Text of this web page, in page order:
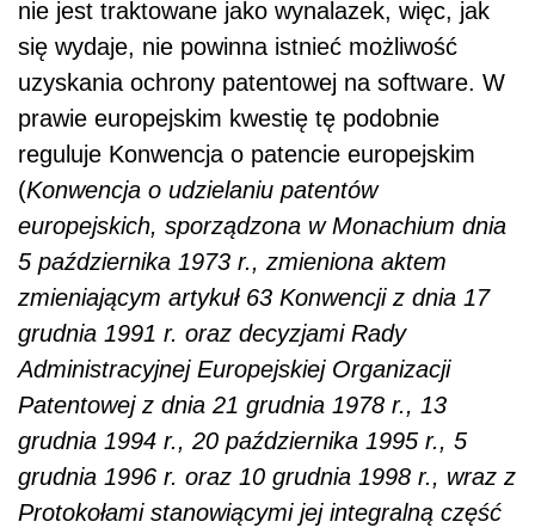
nie jest traktowane jako wynalazek, więc, jak
się wydaje, nie powinna istnieć możliwość
uzyskania ochrony patentowej na software. W
prawie europejskim kwestię tę podobnie
reguluje Konwencja o patencie europejskim
(Konwencja o udzielaniu patentów
europejskich, sporządzona w Monachium dnia
5 października 1973 r., zmieniona aktem
zmieniającym artykuł 63 Konwencji z dnia 17
grudnia 1991 r. oraz decyzjami Rady
Administracyjnej Europejskiej Organizacji
Patentowej z dnia 21 grudnia 1978 r., 13
grudnia 1994 r., 20 października 1995 r., 5
grudnia 1996 r. oraz 10 grudnia 1998 r., wraz z
Protokołami stanowiącymi jej integralną część